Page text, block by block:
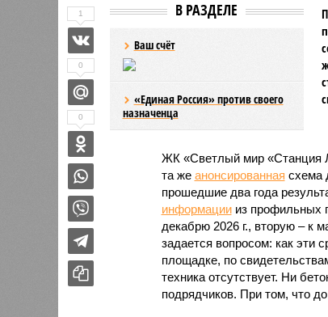
В РАЗДЕЛЕ
Ваш счёт
«Единая Россия» против своего
назначенца
ЖК «Светлый мир «Станция
та же анонсированная схема
прошедшие два года
информациииз профильных
декабрю 2026 г., вторую – к
задается вопросом: как эти
площадке, по
техника отсутствует. Ни
подрядчиков. При том, что
1
0
0